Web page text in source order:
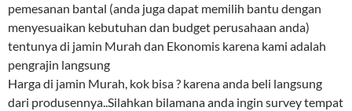
pemesanan bantal (anda juga dapat memilih bantu dengan
menyesuaikan kebutuhan dan budget perusahaan anda)
tentunya di jamin Murah dan Ekonomis karena kami adalah
pengrajin langsung
Harga di jamin Murah, kok bisa ? karena anda beli langsung
dari produsennya..Silahkan bilamana anda ingin survey tempat